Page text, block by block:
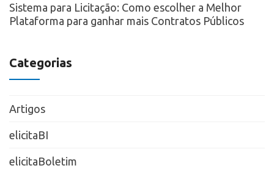
Sistema para Licitação: Como escolher a Melhor
Plataforma para ganhar mais Contratos Públicos
Categorias
Artigos
elicitaBI
elicitaBoletim